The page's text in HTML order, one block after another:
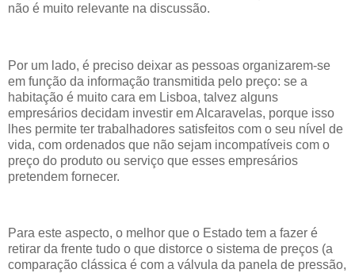
não é muito relevante na discussão.
Por um lado, é preciso deixar as pessoas organizarem-se
em função da informação transmitida pelo preço: se a
habitação é muito cara em Lisboa, talvez alguns
empresários decidam investir em Alcaravelas, porque isso
lhes permite ter trabalhadores satisfeitos com o seu nível de
vida, com ordenados que não sejam incompatíveis com o
preço do produto ou serviço que esses empresários
pretendem fornecer.
Para este aspecto, o melhor que o Estado tem a fazer é
retirar da frente tudo o que distorce o sistema de preços (a
comparação clássica é com a válvula da panela de pressão,